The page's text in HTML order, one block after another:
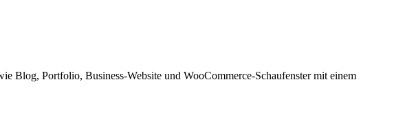
Blog, Portfolio, Business-Website und WooCommerce-Schaufenster mit einem